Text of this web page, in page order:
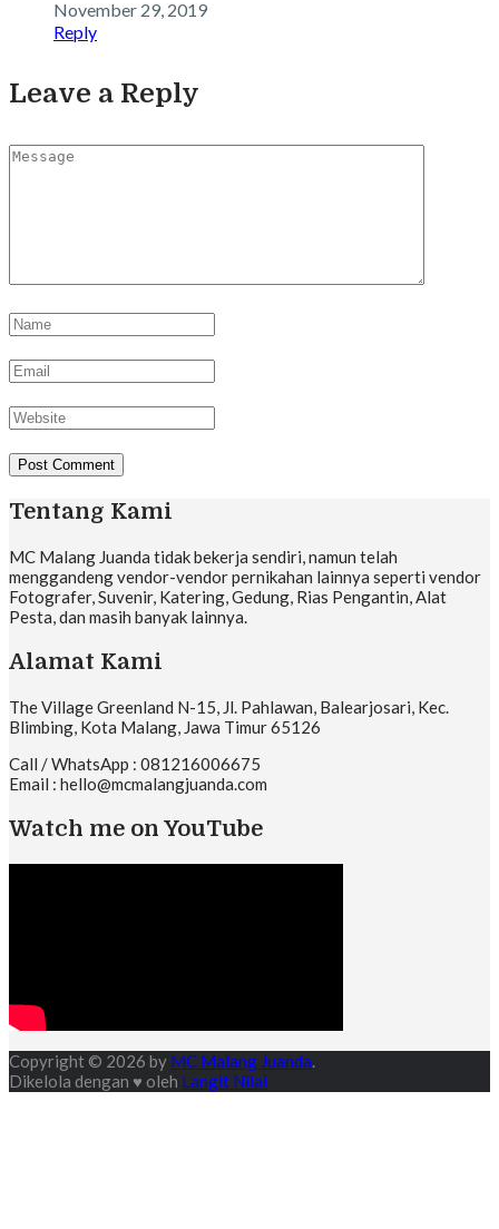
November 29, 2019
Reply
Leave a Reply
Tentang Kami
MC Malang Juanda tidak bekerja sendiri, namun telah
menggandeng vendor-vendor pernikahan lainnya seperti vendor
Fotografer, Suvenir, Katering, Gedung, Rias Pengantin, Alat
Pesta, dan masih banyak lainnya.
Alamat Kami
The Village Greenland N-15, Jl. Pahlawan, Balearjosari, Kec.
Blimbing, Kota Malang, Jawa Timur 65126
Call / WhatsApp : 081216006675
Email : hello@mcmalangjuanda.com
Watch me on YouTube
Copyright © 2026 by MC Malang Juanda.
Dikelola dengan ♥ oleh Langit Nilai